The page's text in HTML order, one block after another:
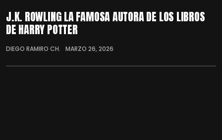
J.K. ROWLING LA FAMOSA AUTORA DE LOS LIBROS
DE HARRY POTTER
DIEGO RAMIRO CH. MARZO 26, 2026